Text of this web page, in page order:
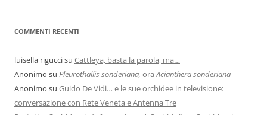
COMMENTI RECENTI
luisella riguccisu Cattleya, basta la parola, ma…
Anonimo su Pleurothallis sonderiana, ora Acianthera sonderiana
Anonimo su Guido De Vidi… e le sue orchidee in televisione:
conversazione con Rete Veneta e Antenna Tre